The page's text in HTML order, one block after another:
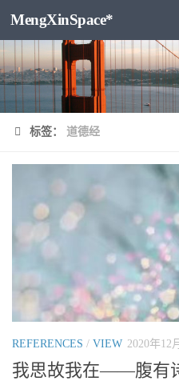
跳至内容
MengXinSpace*
标签： 道德经
REFERENCES / VIEW 2020年12
我思故我在——腹有